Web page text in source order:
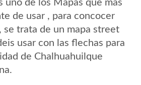
uno de los Mapas que mas
de usar , para concocer
se trata de un mapa street
usar con las flechas para
de Chalhuahuilque